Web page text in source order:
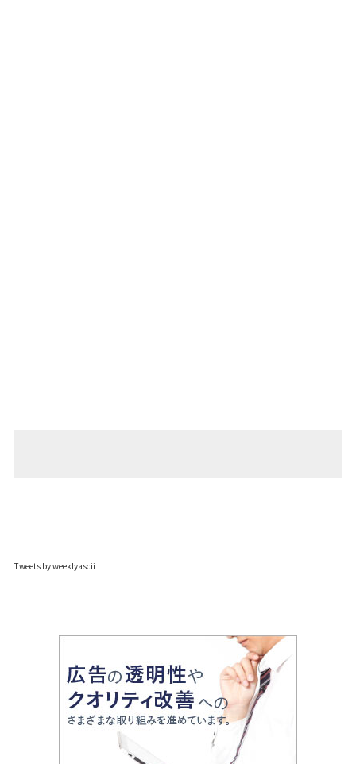
Tweets by weeklyascii